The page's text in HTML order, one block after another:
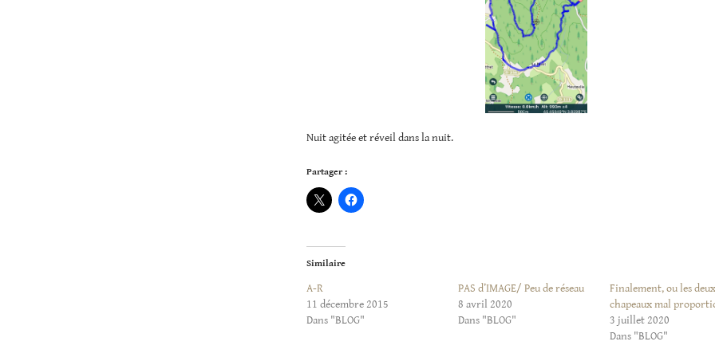
Nuit agitée et réveil dans la nuit.
Partager :
Similaire
A-R
11 décembre 2015
Dans "BLOG"
PAS d’IMAGE/ Peu de réseau
8 avril 2020
Dans "BLOG"
Finalement, ou les deux
chapeaux mal
3 juillet 2020
Dans "BLOG"